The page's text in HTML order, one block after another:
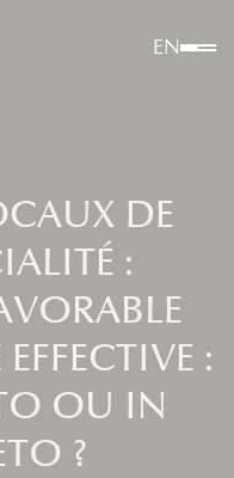
EN
DE
:
:
OU IN
?